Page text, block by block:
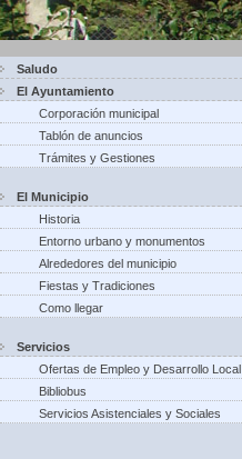
Saludo
El Ayuntamiento
Corporación municipal
Tablón de anuncios
Trámites y Gestiones
El Municipio
Historia
Entorno urbano y monumentos
Alrededores del municipio
Fiestas y Tradiciones
Como llegar
Servicios
Ofertas de Empleo y Desarrollo Local
Bibliobus
Servicios Asistenciales y Sociales